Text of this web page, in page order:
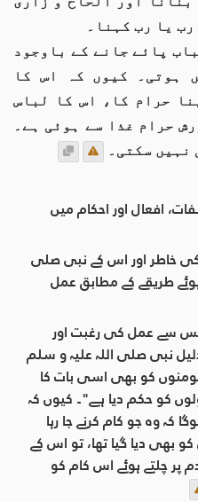
رب یا رب کہنا۔
پائے جانے کے باوجود
ہوتی۔ کیوں کہ اس کا
حرام کا، اس کا لباس
حرام غذا سے ہوئی ہے۔
نہیں سکتی۔
افعال اور احکام میں
خاطر اور اس کے نبی صلی
ہوئے طریقے کے مطابق عمل
جس سے عمل کی رغبت اور
نبی صلی اللہ علیہ و سلم
مومنوں کو بھی اسی بات کا
کو حکم دیا ہے"۔ کیوں کہ
کہ وہ جو کام کرنے جا رہا
بھی دیا گیا تھا، تو اس کے
پر چلتے ہوئے اس کام کو